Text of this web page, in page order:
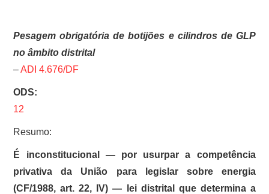
Pesagem obrigatória de botijões e cilindros de GLP
no âmbito distrital
–ADI 4.676/DF
ODS:
12
Resumo:
É inconstitucional — por usurpar a competência
privativa da União para legislar sobre energia
(CF/1988, art. 22, IV) — lei distrital que determina a